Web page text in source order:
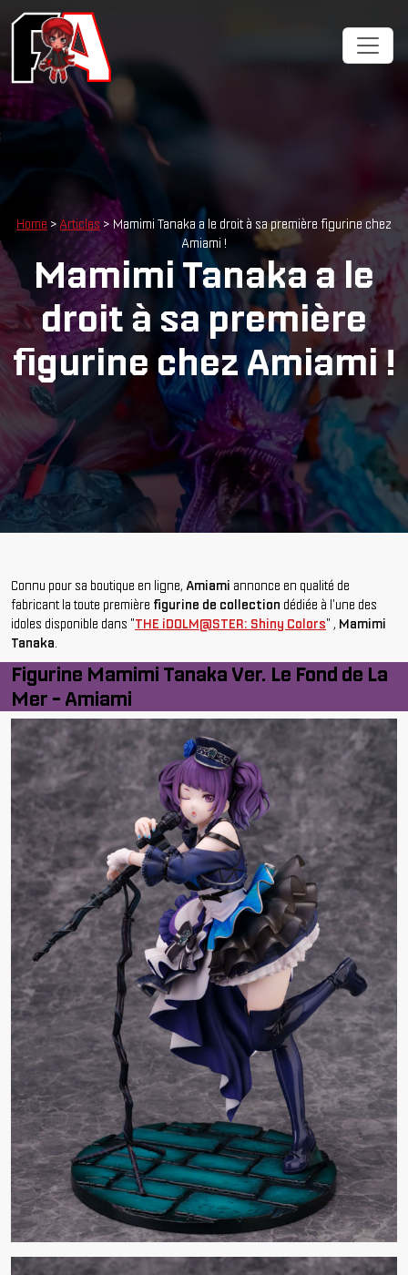
Home > Articles > Mamimi Tanaka a le droit à sa première figurine chez
Amiami !
Mamimi Tanaka a le
droit à sa première
figurine chez Amiami !
Connu pour sa boutique en ligne, Amiami annonce en qualité de
fabricant la toute première figurine de collection dédiée à l'une des
idoles disponible dans "THE iDOLM@STER: Shiny Colors" , Mamimi
Tanaka.
Figurine Mamimi Tanaka Ver. Le Fond de La
Mer - Amiami